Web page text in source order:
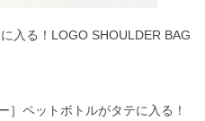
入る！LOGO SHOULDER BAG
］ペットボトルがタテに入る！